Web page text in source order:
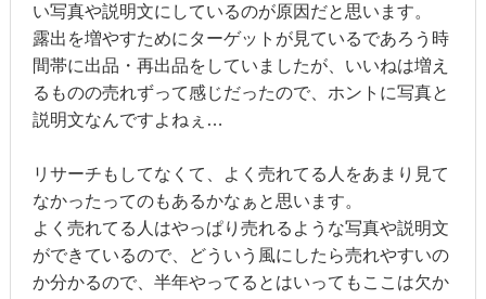
い写真や説明文にしているのが原因だと思います。
露出を増やすためにターゲットが見ているであろう時
間帯に出品・再出品をしていましたが、いいねは増え
るものの売れずって感じだったので、ホントに写真と
説明文なんですよねぇ…
リサーチもしてなくて、よく売れてる人をあまり見て
なかったってのもあるかなぁと思います。
よく売れてる人はやっぱり売れるような写真や説明文
ができているので、どういう風にしたら売れやすいの
か分かるので、半年やってるとはいってもここは欠か